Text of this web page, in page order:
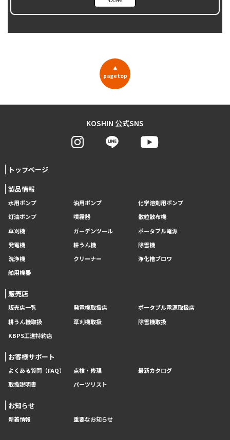
▲
pagetop
KOSHIN 公式SNS
トップページ
製品情報
水用ポンプ 油用ポンプ
化学溶剤用ポンプ
灯油ポンプ
噴霧器
散粒散布機
草刈機
ガーデンツール
ポータブル電源
発電機
耕うん機
除雪機
洗浄機
クリーナー
浄化槽ブロワ
舶用機器
販売店
販売店一覧 発電機取扱店
ポータブル電源取扱店
耕うん機取扱
草刈機取扱
除雪機取扱
KBPS工進特約店
お客様サポート
よくある質問（FAQ） 点検・修理
最新カタログ
取扱説明書
パーツリスト
お知らせ
新着情報 重要なお知らせ